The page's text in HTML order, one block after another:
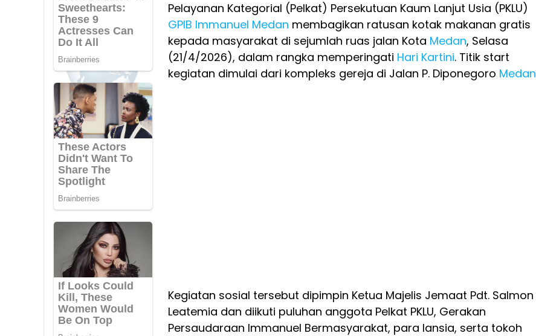
Pelayanan Kategorial (Pelkat) Persekutuan Kaum Lanjut Usia (PKLU)
GPIB Immanuel Medan membagikan ratusan kotak makanan gratis
kepada masyarakat di sejumlah ruas jalan Kota Medan, Selasa
(21/4/2026), dalam rangka memperingati Hari Kartini. Titik start
kegiatan dimulai dari kompleks gereja di Jalan P. Diponegoro Medan
Kegiatan sosial tersebut dipimpin Ketua Majelis Jemaat Pdt. Salmon
Leatemia dan diikuti puluhan anggota Pelkat PKLU, Gerakan
Persaudaraan Immanuel Bermasyarakat, para lansia, serta tokoh